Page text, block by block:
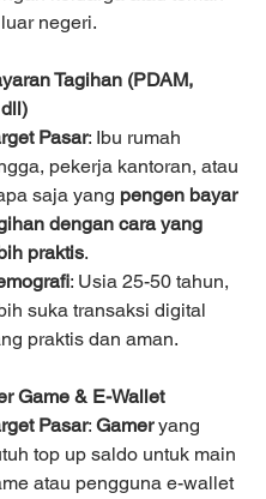
negeri.
Tagihan (PDAM,
Pasar: Ibu rumah
pekerja kantoran, atau
saja yang pengen bayar
dengan cara yang
praktis.
: Usia 25-50 tahun,
suka transaksi digital
praktis dan aman.
Game & E-Wallet
Pasar: Gamer yang
top up saldo untuk main
atau pengguna e-wallet